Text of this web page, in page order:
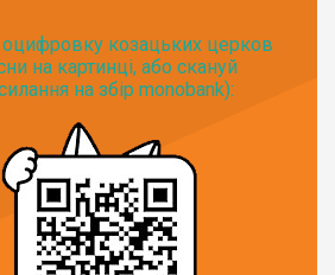
оцифровку козацьких церков
на картинці, або скануй
на збір monobank):